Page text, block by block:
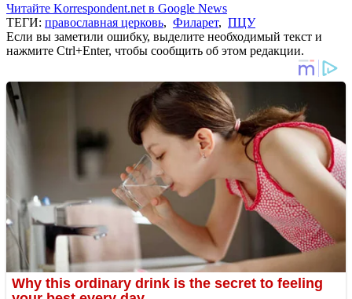
Читайте Korrespondent.net в Google News
ТЕГИ: православная церковь, Филарет, ПЦУ
Если вы заметили ошибку, выделите необходимый текст и
нажмите Ctrl+Enter, чтобы сообщить об этом редакции.